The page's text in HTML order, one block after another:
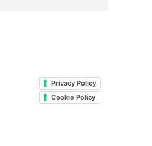
Privacy Policy
Cookie Policy